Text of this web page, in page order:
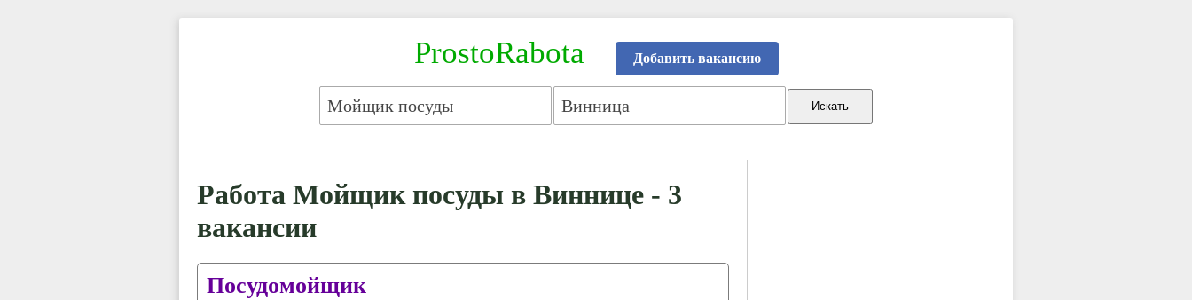
ProstoRabota Добавить вакансию
Работа Мойщик посуды в Виннице - 3
вакансии
Посудомойщик